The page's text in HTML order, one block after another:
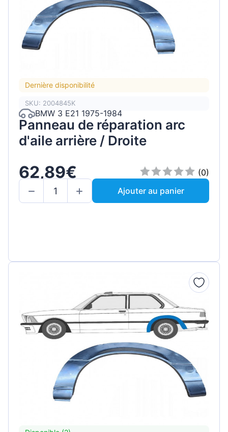
Dernière disponibilité
SKU: 2004845K
BMW 3 E21 1975-1984
Panneau de réparation arc
d'aile arrière / Droite
62,89€
(0)
Ajouter au panier